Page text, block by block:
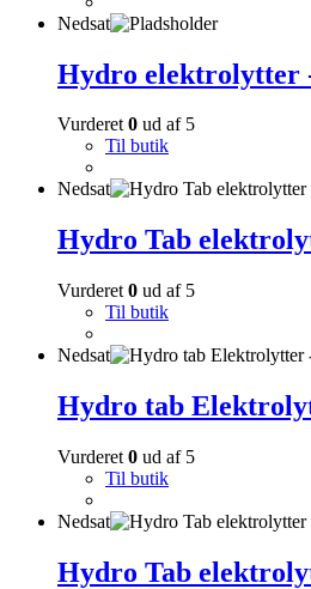
Nedsat
Hydro elektrolytter
Vurderet0 ud af 5
Til butik
Nedsat
Hydro Tab
Vurderet 0 ud af 5
Til butik
Nedsat
Hydro tab
Vurderet 0 ud af 5
Til butik
Nedsat
Hydro Tab